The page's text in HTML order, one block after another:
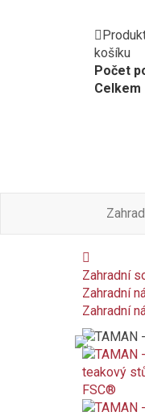
košíku
Počet
Celkem
Zahradní
Zahradní
Zahradní